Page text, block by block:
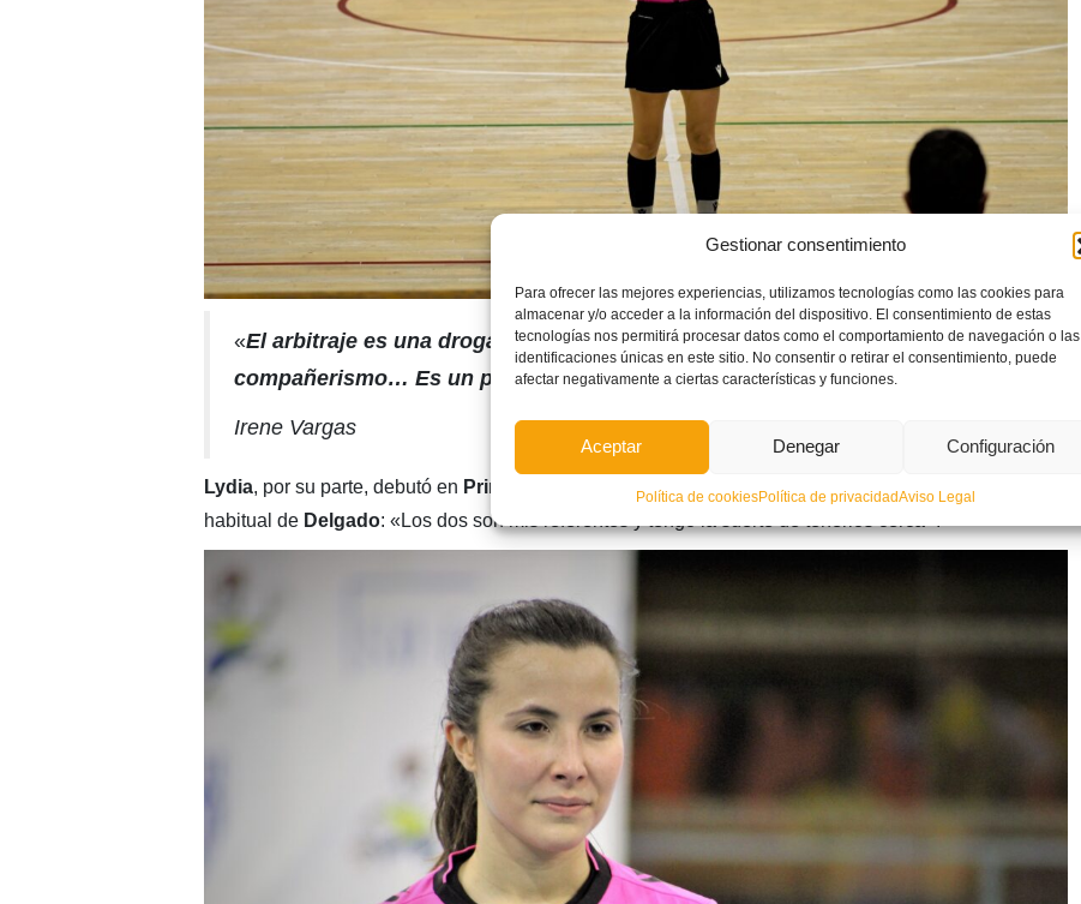
Gestionar consentimiento
Para ofrecer las mejores experiencias, utilizamos tecnologías como las cookies para
almacenar y/o acceder a la información del dispositivo. El consentimiento de estas
tecnologías nos permitirá procesar datos como el comportamiento de navegación o las
identificaciones únicas en este sitio. No consentir o retirar el consentimiento, puede
afectar negativamente a ciertas características y funciones.
Aceptar Denegar Configuración
Política de cookiesPolítica de privacidadAviso Legal
«El arbitraje es una droga. Cada partido aprendo algo nuevo, valores,
compañerismo… Es un placer pitar«
Irene Vargas
Lydia, por su parte, debutó en Primera masculina formando pareja con Carlos Rabadán
, pareja
habitual de Delgado: «Los dos son mis referentes y tengo la suerte de tenerlos cerca».